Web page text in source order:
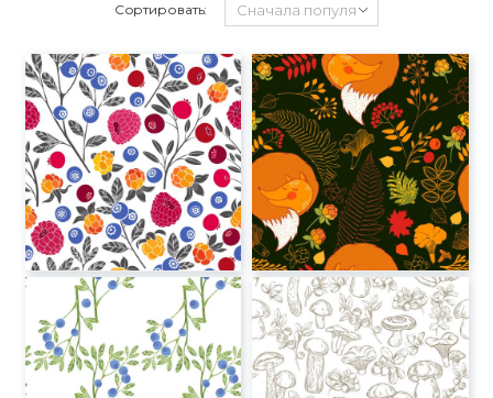
Сортировать: